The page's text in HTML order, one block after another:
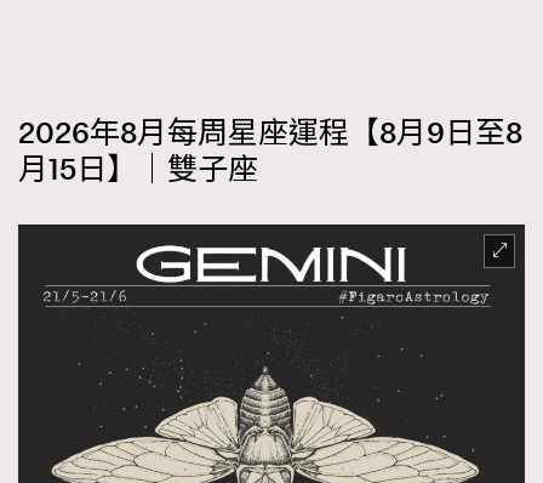
2026年8月每周星座運程【8月9日至8
月15日】｜雙子座